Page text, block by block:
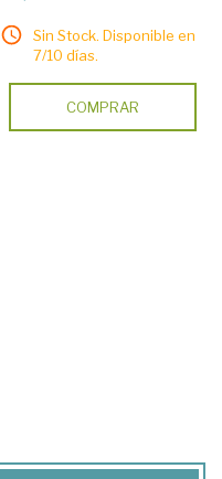
Sin Stock. Disponible en
7/10 días.
COMPRAR